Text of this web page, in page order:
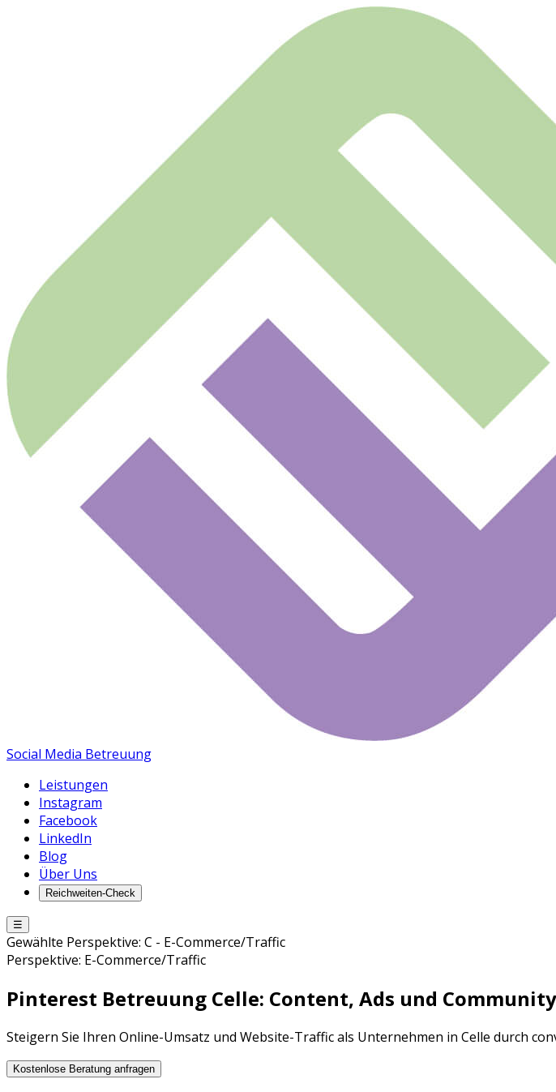
Social Media Betreuung
Leistungen
Instagram
Facebook
LinkedIn
Blog
Über Uns
Reichweiten-Check
☰
Gewählte Perspektive: C - E-Commerce/Traffic
Perspektive: E-Commerce/Traffic
Pinterest Betreuung Celle: Content, Ads und
Steigern Sie Ihren Online-Umsatz und Website-Traffic als Unternehmen in Celle durch
Kostenlose Beratung anfragen